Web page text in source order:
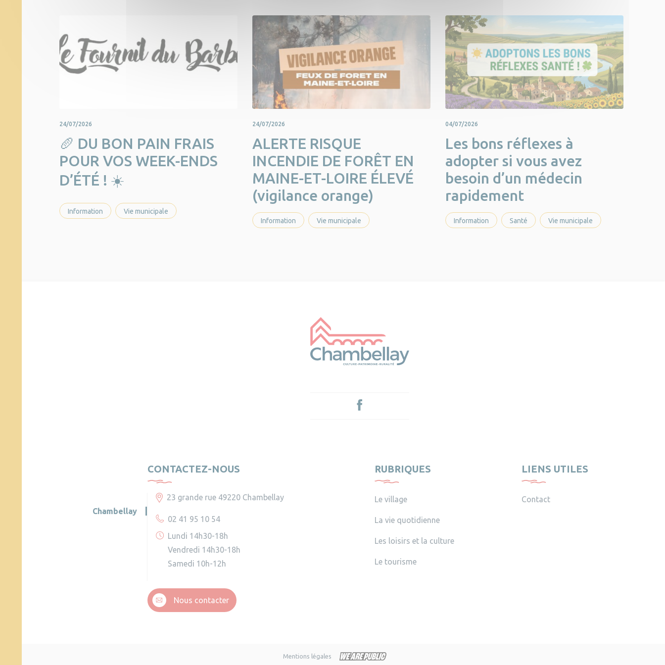
24/07/2026
🥖 DU BON PAIN FRAIS
POUR VOS WEEK-ENDS
D’ÉTÉ ! ☀️
Information Vie municipale
24/07/2026
ALERTE RISQUE
INCENDIE DE FORÊT EN
MAINE-ET-LOIRE ÉLEVÉ
(vigilance orange)
Information Vie municipale
04/07/2026
Les bons réflexes à
adopter si vous avez
besoin d’un médecin
rapidement
Information Santé Vie municipale
CONTACTEZ-NOUS
Chambellay
23 grande rue 49220 Chambellay
02 41 95 10 54
Lundi 14h30-18h
Vendredi 14h30-18h
Samedi 10h-12h
Nous contacter
RUBRIQUES
Le village
La vie quotidienne
Les loisirs et la culture
Le tourisme
LIENS UTILES
Contact
Mentions légales